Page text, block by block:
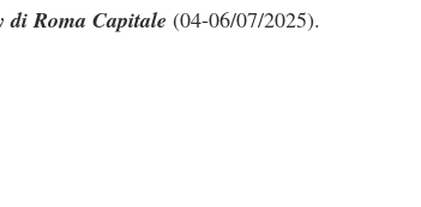
di Roma Capitale (04-06/07/2025).